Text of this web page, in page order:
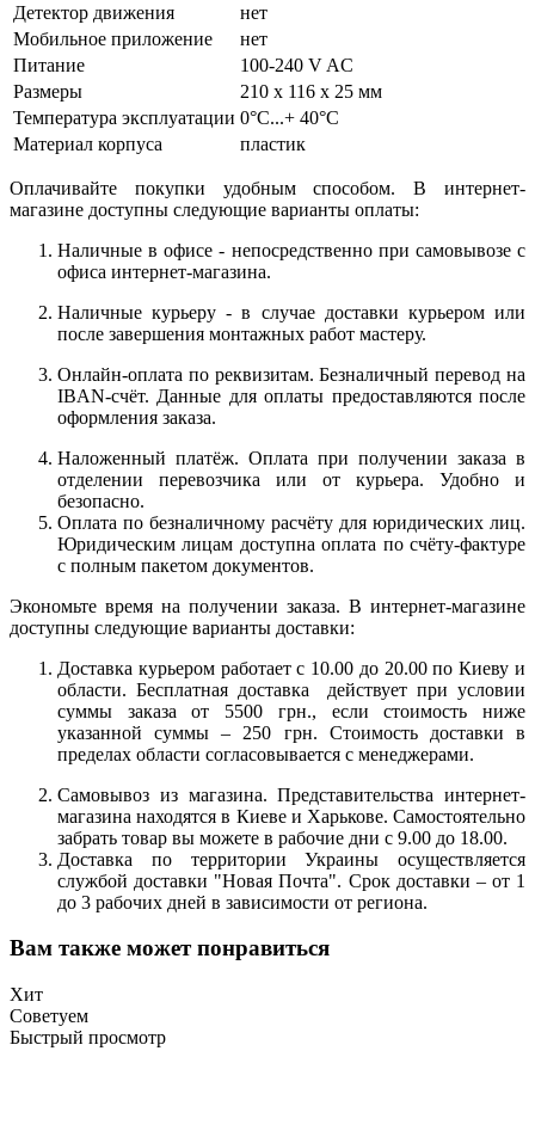
Детектор движения
нет
Мобильное приложение
нет
Питание
100-240 V AC
Размеры
210 х 116 х 25 мм
Температура эксплуатации 0°C...+ 40°C
Материал корпуса
пластик
Оплачивайте покупки удобным способом. В интернет-
магазине доступны следующие варианты оплаты:
Наличные в офисе - непосредственно при самовывозе с
офиса интернет-магазина.
Наличные курьеру - в случае доставки курьером или
после завершения монтажных работ мастеру.
Онлайн-оплата по реквизитам. Безналичный перевод на
IBAN-счёт. Данные для оплаты предоставляются после
оформления заказа.
Наложенный платёж. Оплата при получении заказа в
отделении перевозчика или от курьера. Удобно и
безопасно.
Оплата по безналичному расчёту для юридических лиц.
Юридическим лицам доступна оплата по счёту-фактуре
с полным пакетом документов.
Экономьте время на получении заказа. В интернет-магазине
доступны следующие варианты доставки:
Доставка курьером работает с 10.00 до 20.00 по Киеву и
области. Бесплатная доставка действует при условии
суммы заказа от 5500 грн., если стоимость ниже
указанной суммы – 250 грн. Стоимость доставки в
пределах области согласовывается с менеджерами.
Самовывоз из магазина. Представительства интернет-
магазина находятся в Киеве и Харькове. Самостоятельно
забрать товар вы можете в рабочие дни с 9.00 до 18.00.
Доставка по территории Украины осуществляется
службой доставки "Новая Почта". Срок доставки – от 1
до 3 рабочих дней в зависимости от региона.
Вам также может понравиться
Хит
Советуем
Быстрый просмотр